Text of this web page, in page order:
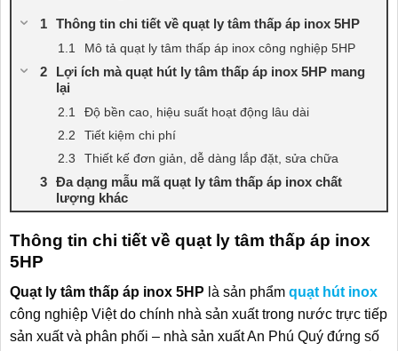
Thông tin chi tiết về quạt ly tâm thấp áp inox 5HP
Mô tả quạt ly tâm thấp áp inox công nghiệp 5HP
Lợi ích mà quạt hút ly tâm thấp áp inox 5HP mang
lại
Độ bền cao, hiệu suất hoạt động lâu dài
Tiết kiệm chi phí
Thiết kế đơn giản, dễ dàng lắp đặt, sửa chữa
Đa dạng mẫu mã quạt ly tâm thấp áp inox chất
lượng khác
Thông tin chi tiết về quạt ly tâm thấp áp inox
5HP
Quạt ly tâm thấp áp inox 5HP là sản phẩm quạt hút inox
công nghiệp Việt do chính nhà sản xuất trong nước trực tiếp
sản xuất và phân phối – nhà sản xuất An Phú Quý đứng số